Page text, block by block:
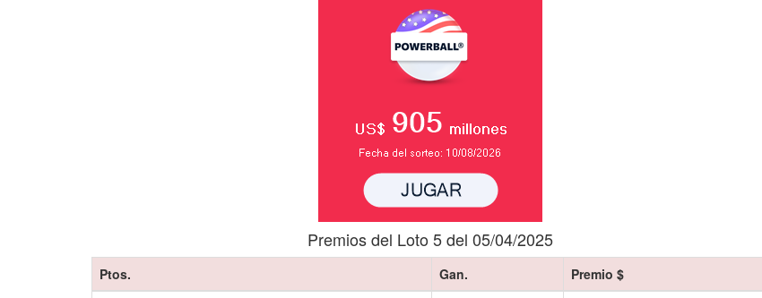
Premios del Loto 5 del 05/04/2025
Ptos. Gan.
Premio $